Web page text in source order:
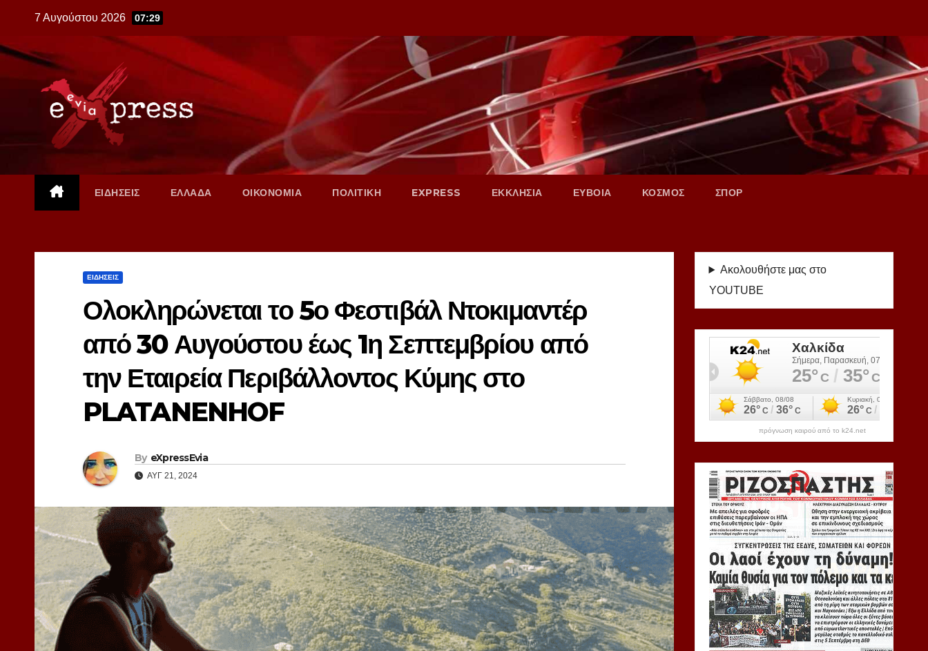
content
7 Αυγούστου 2026 07:29
ΕΙΔΗΣΕΙΣ ΕΛΛΑΔΑ ΟΙΚΟΝΟΜΙΑ ΠΟΛΙΤΙΚΗ EXPRESS ΕΚΚΛΗΣΙΑ ΕΥΒΟΙΑ ΚΟΣΜΟΣ ΣΠΟΡ
ΕΙΔΗΣΕΙΣ
Ολοκληρώνεται το 5ο Φεστιβάλ Ντοκιμαντέρ
από 30 Αυγούστου έως 1η Σεπτεμβρίου από
την Εταιρεία Περιβάλλοντος Κύμης στο
PLATANENHOF
By eXpressEvia
ΑΥΓ 21, 2024
Ακολουθήστε μας στο
YOUTUBE
πρόγνωση καιρού από το k24.net